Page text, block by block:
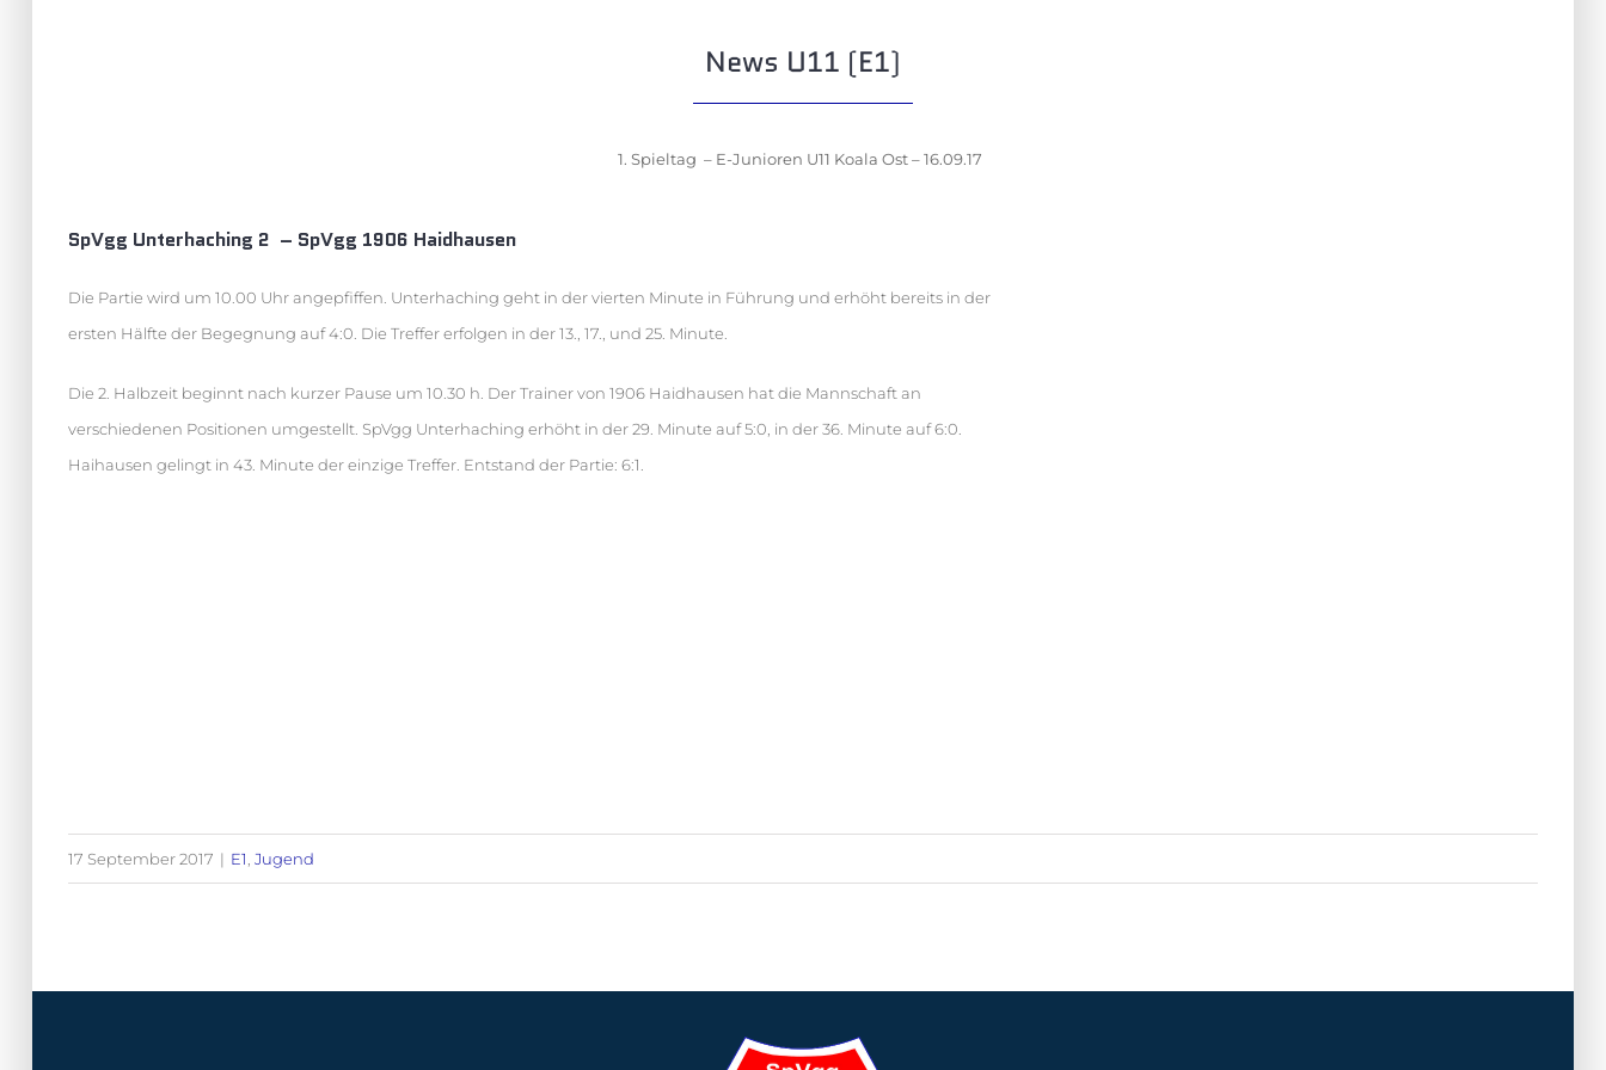
News U11 (E1)
1. Spieltag – E-Junioren U11 Koala Ost – 16.09.17
SpVgg Unterhaching 2 – SpVgg 1906 Haidhausen
Die Partie wird um 10.00 Uhr angepfiffen. Unterhaching geht in der vierten Minute in Führung und erhöht bereits in der
ersten Hälfte der Begegnung auf 4:0. Die Treffer erfolgen in der 13., 17., und 25. Minute.
Die 2. Halbzeit beginnt nach kurzer Pause um 10.30 h. Der Trainer von 1906 Haidhausen hat die Mannschaft an
verschiedenen Positionen umgestellt. SpVgg Unterhaching erhöht in der 29. Minute auf 5:0, in der 36. Minute auf 6:0.
Haihausen gelingt in 43. Minute der einzige Treffer. Entstand der Partie: 6:1.
17 September 2017 | E1 Jugend